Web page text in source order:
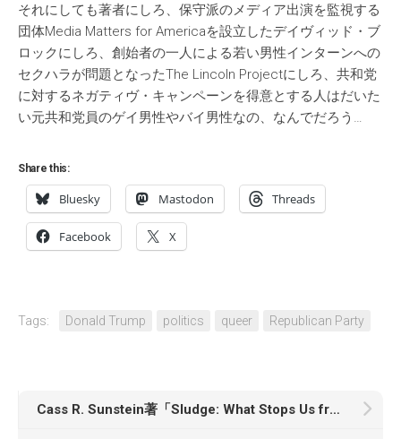
それにしても著者にしろ、保守派のメディア出演を監視する
団体Media Matters for Americaを設立したデイヴィッド・ブ
ロックにしろ、創始者の一人による若い男性インターンへの
セクハラが問題となったThe Lincoln Projectにしろ、共和党
に対するネガティヴ・キャンペーンを得意とする人はだいた
い元共和党員のゲイ男性やバイ男性なの、なんでだろう…
Share this:
Bluesky Mastodon Threads
Facebook X
Tags: Donald Trump politics queer Republican Party
Cass R. Sunstein著「Sludge: What Stops Us from Getting Things Done and What to Do about It」